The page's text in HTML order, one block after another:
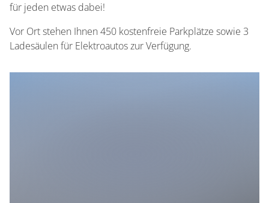
für jeden etwas dabei!
Vor Ort stehen Ihnen 450 kostenfreie Parkplätze sowie 3
Ladesäulen für Elektroautos zur Verfügung.